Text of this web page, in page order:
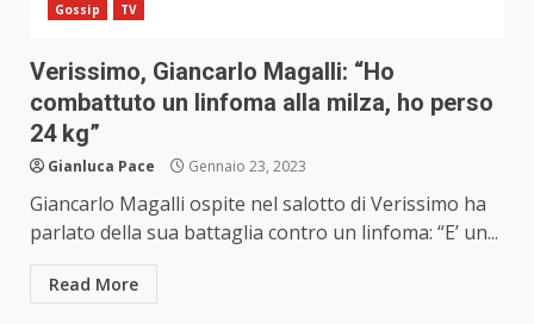
Gossip TV
Verissimo, Giancarlo Magalli: “Ho
combattuto un linfoma alla milza, ho perso
24 kg”
Gianluca Pace Gennaio 23, 2023
Giancarlo Magalli ospite nel salotto di Verissimo ha
parlato della sua battaglia contro un linfoma: “E’ un...
Read More